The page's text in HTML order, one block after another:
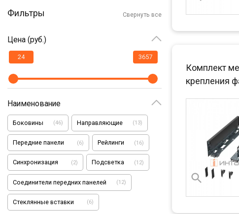
Фильтры Свернуть все
Цена (руб.)
Наименование
Боковины (46) Направляющие (13)
Передние панели (6) Рейлинги (16)
Синхронизация (2) Подсветка (12)
Соединители передних панелей (12)
Стеклянные вставки (6)
Комплект
крепления